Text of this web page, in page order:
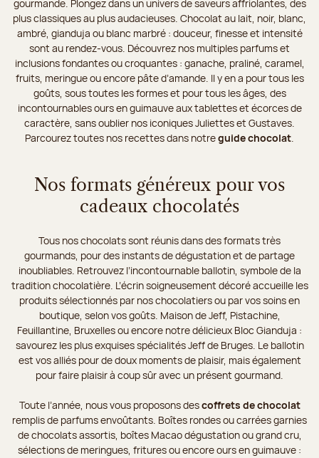
gourmande. Plongez dans un univers de saveurs affriolantes, des
plus classiques au plus audacieuses. Chocolat au lait, noir, blanc,
ambré, gianduja ou blanc marbré : douceur, finesse et intensité
sont au rendez-vous. Découvrez nos multiples parfums et
inclusions fondantes ou croquantes : ganache, praliné, caramel,
fruits, meringue ou encore pâte d’amande. Il y en a pour tous les
goûts, sous toutes les formes et pour tous les âges, des
incontournables ours en guimauve aux tablettes et écorces de
caractère, sans oublier nos iconiques Juliettes et Gustaves.
Parcourez toutes nos recettes dans notreguide chocolat
Nos formats généreux pour vos
cadeaux chocolatés
Tous nos chocolats sont réunis dans des formats très
gourmands, pour des instants de dégustation et de partage
inoubliables. Retrouvez l’incontournable ballotin, symbole de la
tradition chocolatière. L’écrin soigneusement décoré accueille les
produits sélectionnés par nos chocolatiers ou par vos soins en
boutique, selon vos goûts. Maison de Jeff, Pistachine,
Feuillantine, Bruxelles ou encore notre délicieux Bloc Gianduja :
savourez les plus exquises spécialités Jeff de Bruges. Le ballotin
est vos alliés pour de doux moments de plaisir, mais également
pour faire plaisir à coup sûr avec un présent gourmand.
Toute l’année, nous vous proposons descoffrets de chocolat
remplis de parfums envoûtants. Boîtes rondes ou carrées garnies
de chocolats assortis, boîtes Macao dégustation ou grand cru,
sélections de meringues, fritures ou encore ours en guimauve :